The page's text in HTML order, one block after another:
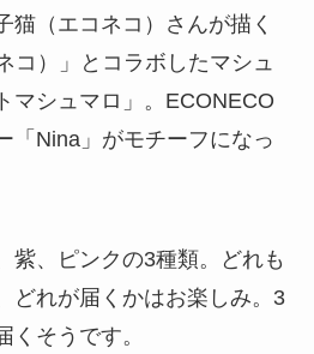
猫（エコネコ）さんが描く
コ）」とコラボしたマシュ
マシュマロ」。ECONECO
「Nina」がモチーフになっ
紫、ピンクの3種類。どれも
どれが届くかはお楽しみ。3
くそうです。